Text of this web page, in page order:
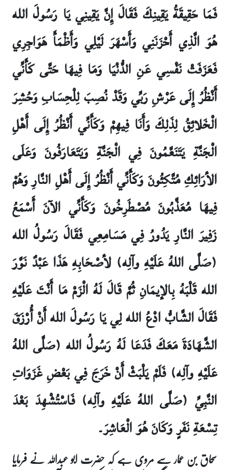
فَمَا حَقِيقَةُ يَقِينِكَ فَقَالَ إِنَّ يَقِينِي يَا رَسُولَ الله
هُوَ الَّذِي أَحْزَنَنِي وَأَسْهَرَ لَيْلِي وَأَظْمَأَ هَوَاجِرِي
فَعَزَفَتْ نَفْسِي عَنِ الدُّنْيَا وَمَا فِيهَا حَتَّى كَأَنِّي
أَنْظُرُ إِلَى عَرْشِ رَبِّي وَقَدْ نُصِبَ لِلْحِسَابِ وَحُشِرَ
الْخَلائِقُ لِذَلِكَ وَأَنَا فِيهِمْ وَكَأَنِّي أَنْظُرُ إِلَى أَهْلِ
الْجَنَّةِ يَتَنَعَّمُونَ فِي الْجَنَّةِ وَيَتَعَارَفُونَ وَعَلَى
الأرَائِكِ مُتَّكِئُونَ وَكَأَنِّي أَنْظُرُ إِلَى أَهْلِ النَّارِ وَهُمْ
فِيهَا مُعَذَّبُونَ مُصْطَرِخُونَ وَكَأَنِّي الآنَ أَسْمَعُ
زَفِيرَ النَّارِ يَدُورُ فِي مَسَامِعِي فَقَالَ رَسُولُ الله
(صَلَّى اللهُ عَلَيْهِ وآلِه) لأصْحَابِهِ هَذَا عَبْدٌ نَوَّرَ
الله قَلْبَهُ بِالإيمَانِ ثُمَّ قَالَ لَهُ الْزَمْ مَا أَنْتَ عَلَيْهِ
فَقَالَ الشَّابُّ ادْعُ الله لِي يَا رَسُولَ الله أَنْ أُرْزَقَ
الشَّهَادَةَ مَعَكَ فَدَعَا لَهُ رَسُولُ الله (صَلَّى اللهُ
عَلَيْهِ وآلِه) فَلَمْ يَلْبَثْ أَنْ خَرَجَ فِي بَعْضِ غَزَوَاتِ
النَّبِيِّ (صَلَّى اللهُ عَلَيْهِ وآلِه) فَاسْتُشْهِدَ بَعْدَ
تِسْعَةِ نَفَرٍ وَكَانَ هُوَ الْعَاشِرَ۔
سحاق بن عمار سے مروی ہے کہ حضرت ابو عبداللہ نے فرمایا